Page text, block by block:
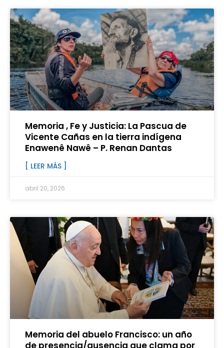
Memoria , Fe y Justicia: La Pascua de
Vicente Cañas en la tierra indígena
Enawenê Nawê – P. Renan Dantas
[ LEER MÁS ]
abril 20, 2026
Memoria del abuelo Francisco: un año